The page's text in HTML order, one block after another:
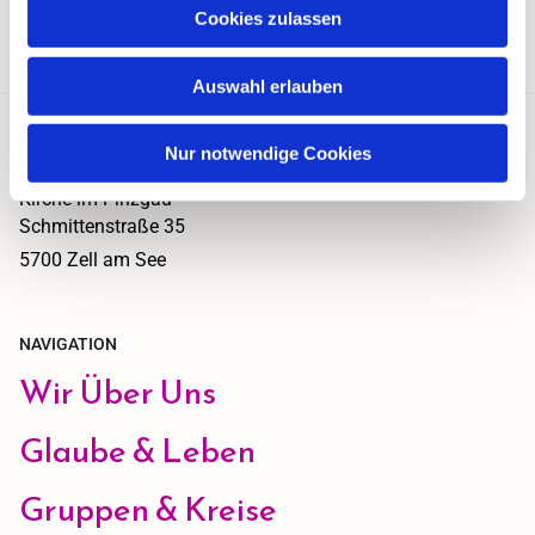
Cookies zulassen
Auswahl erlauben
Nur notwendige Cookies
Evangelischer Pfarrgemeindeverband A.B. "Evangelische
Kirche im Pinzgau"
Schmittenstraße 35
5700 Zell am See
NAVIGATION
Wir Über Uns
Glaube & Leben
Gruppen & Kreise